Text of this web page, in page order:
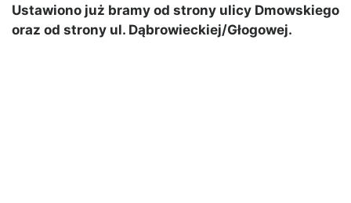
Ustawiono już bramy od strony ulicy Dmowskiego
oraz od strony ul. Dąbrowieckiej/Głogowej.